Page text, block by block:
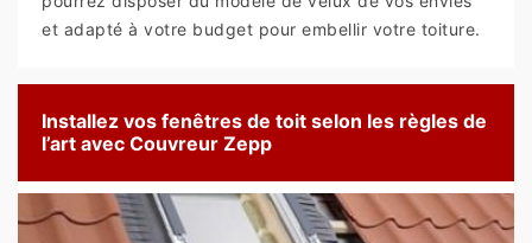
et adapté à votre budget pour embellir votre toiture.
Installez vos fenêtres de toit selon les règles de
l’art avec Couvreur Zepp